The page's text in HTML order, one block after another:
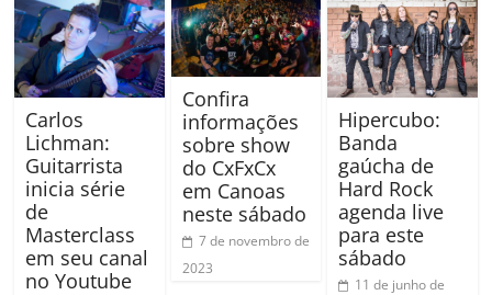
Carlos
Lichman:
Guitarrista
inicia série
de
Masterclass
em seu canal
no Youtube
Confira
informações
sobre show
do CxFxCx
em Canoas
neste sábado
7 de novembro de
2023
Hipercubo:
Banda
gaúcha de
Hard Rock
agenda live
para este
sábado
11 de junho de